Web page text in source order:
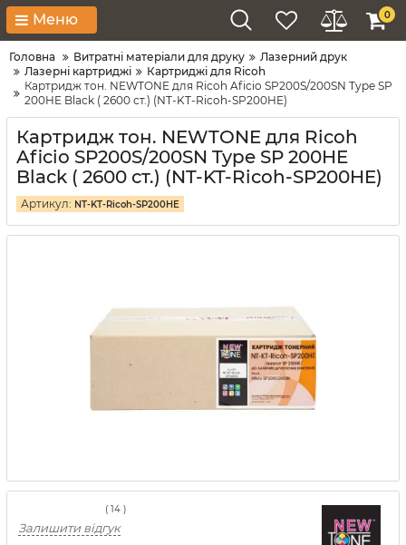
Меню 0
Головна Витратні матеріали для друку
Лазерний друк
Лазерні картриджі
Картриджі для Ricoh
Картридж тон. NEWTONE для Ricoh Aficio SP200S/200SN Type SP
200HE Black ( 2600 ст.) (NT-KT-Ricoh-SP200HE)
Картридж тон. NEWTONE для Ricoh
Aficio SP200S/200SN Type SP 200HE
Black ( 2600 ст.) (NT-KT-Ricoh-SP200HE)
Артикул: NT-KT-Ricoh-SP200HE
( 14 )
Залишити відгук